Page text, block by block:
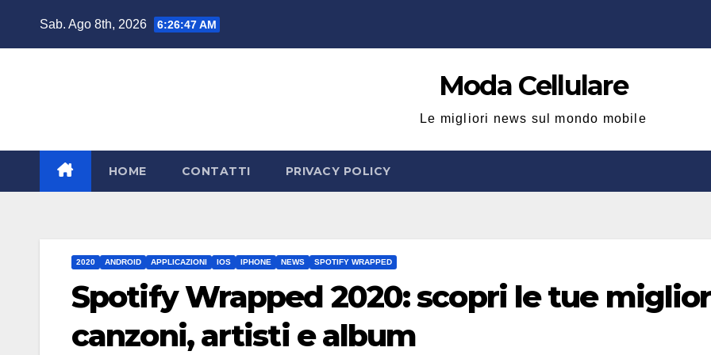
Sab. Ago 8th, 2026 6:26:48 AM
Moda Cellulare
Le migliori news sul mondo mobile
HOME CONTATTI PRIVACY POLICY
2020 ANDROID APPLICAZIONI IOS IPHONE NEWS SPOTIFY WRAPPED
Spotify Wrapped 2020: scopri le tue
canzoni, artisti e album